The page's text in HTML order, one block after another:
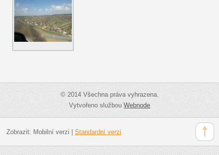
© 2014 Všechna práva vyhrazena.
Vytvořeno službouWebnode
Zobrazit: Mobilní verzi Standardní verzi